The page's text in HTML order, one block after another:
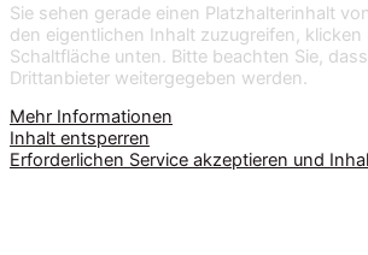
Sie sehen gerade einen Platzhalterinhalt von
den eigentlichen Inhalt zuzugreifen, klicken
Schaltfläche unten. Bitte beachten Sie,
Drittanbieter weitergegeben werden.
Mehr Informationen
Inhalt entsperren
Erforderlichen Service akzeptieren und